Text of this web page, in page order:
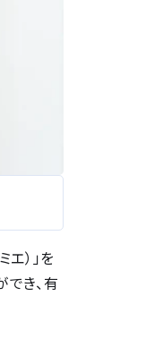
）」を
き、有